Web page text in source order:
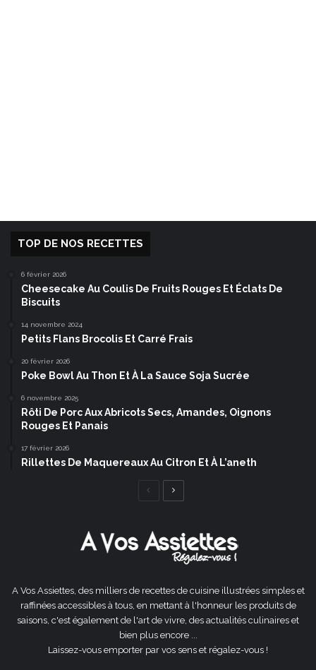
TOP DE NOS RECETTES
6 février 2026
Cheesecake Au Coulis De Fruits Rouges Et Éclats De
Biscuits
14 novembre 2024
Petits Flans Brocolis Et Carré Frais
20 février 2026
Poke Bowl Au Thon Et À La Sauce Soja Sucrée
6 novembre 2025
Rôti De Porc Aux Abricots Secs, Amandes, Oignons
Rouges Et Panais
17 février 2026
Rillettes De Maquereaux Au Citron Et À L’aneth
Page
A Vos Assiettes, des milliers de recettes de cuisine illustrées simples et
raffinées accessibles à tous, en mettant à l'honneur les produits de
saisons, c'est également de l'art de vivre, des actualités culinaires et
bien plus encore ...
Laissez-vous emporter par vos sens et régalez-vous !